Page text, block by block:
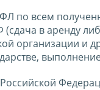
по всем
в аренду
организации и